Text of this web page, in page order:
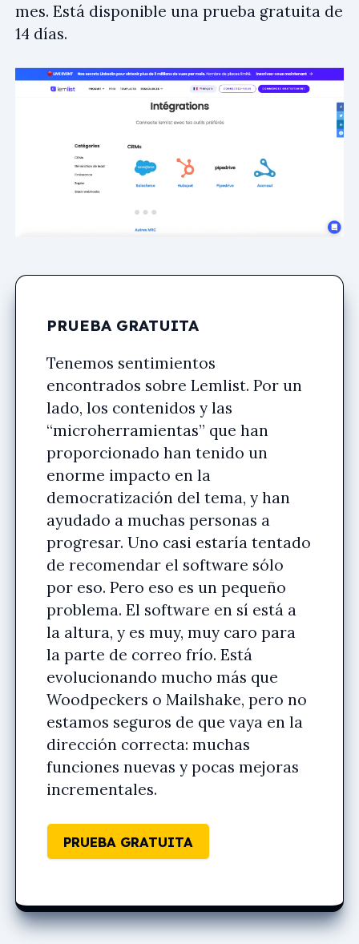
mes. Está disponible una prueba gratuita de
14 días.
PRUEBA GRATUITA
Tenemos sentimientos
encontrados sobre Lemlist. Por un
lado, los contenidos y las
“microherramientas” que han
proporcionado han tenido un
enorme impacto en la
democratización del tema, y han
ayudado a muchas personas a
progresar. Uno casi estaría tentado
de recomendar el software sólo
por eso. Pero eso es un pequeño
problema. El software en sí está a
la altura, y es muy, muy caro para
la parte de correo frío. Está
evolucionando mucho más que
Woodpeckers o Mailshake, pero no
estamos seguros de que vaya en la
dirección correcta: muchas
funciones nuevas y pocas mejoras
incrementales.
PRUEBA GRATUITA